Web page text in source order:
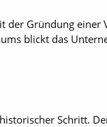
Gründung einer
blickt das
Schritt.